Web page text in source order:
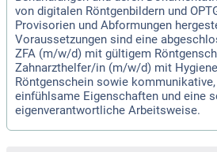
von digitalen Röntgenbildern und
Provisorien und Abformungen
Voraussetzungen sind eine
ZFA (m/w/d) mit gültigem
Zahnarzthelfer/in (m/w/d) mit
Röntgenschein sowie
einfühlsame Eigenschaften und eine
eigenverantwortliche Arbeitsweise.